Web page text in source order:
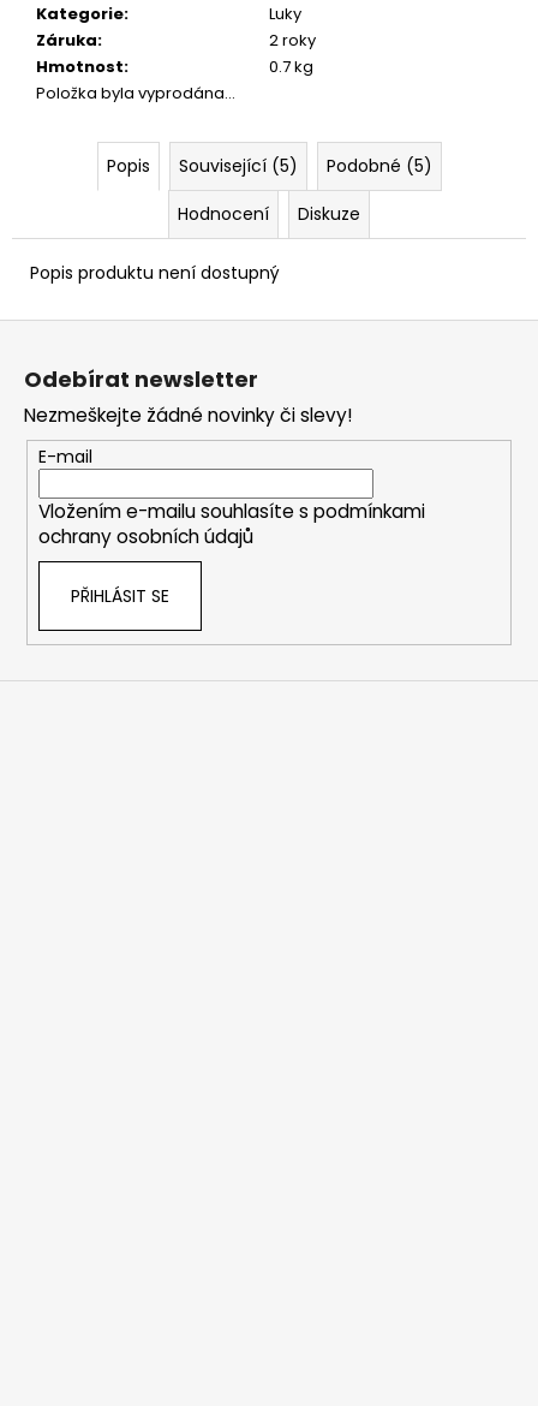
Kategorie:
Luky
Záruka:
2 roky
Hmotnost:
0.7 kg
Položka byla vyprodána…
Popis Související (5)
Podobné (5)
Hodnocení
Diskuze
Popis produktu není dostupný
NÁBOJE
FIOCCHI
8MM
500
Z
Odebírat newsletter
Nezmeškejte žádné novinky či slevy!
E-mail
Vložením e-mailu souhlasíte s podmínkami
ochrany osobních údajů
PŘIHLÁSIT SE